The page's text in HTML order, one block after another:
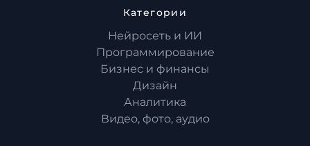
Категории
Нейросеть и ИИ
Программирование
Бизнес и финансы
Дизайн
Аналитика
Видео, фото, аудио